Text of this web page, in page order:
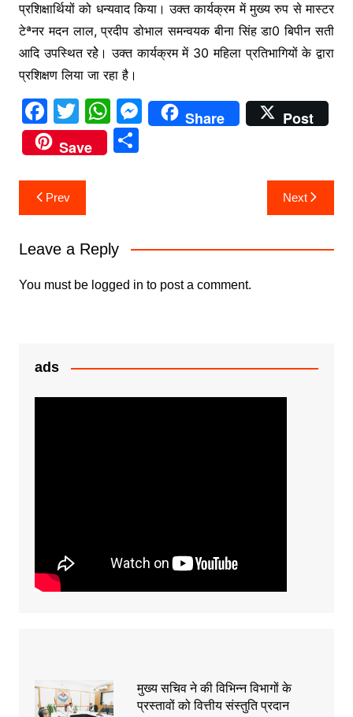
प्रशिक्षार्थियों को धन्यवाद किया। उक्त कार्यक्रम में मुख्य रुप से मास्टर
टेªनर मदन लाल, प्रदीप डोभाल समन्वयक बीना सिंह डा0 बिपीन सती
आदि उपस्थित रहेे। उक्त कार्यक्रम में 30 महिला प्रतिभागियों के द्वारा
प्रशिक्षण लिया जा रहा है।
F
a
c
e
b
o
k
T
w
itt
er
W
h
at
p
p
M
e
er
Share
Post
Save
S
Post
navigation
Prev Next
Leave a Reply
You must be logged in to post a comment.
ads
मुख्य सचिव ने की विभिन्न विभागों के
प्रस्तावों को वित्तीय संस्तुति प्रदान